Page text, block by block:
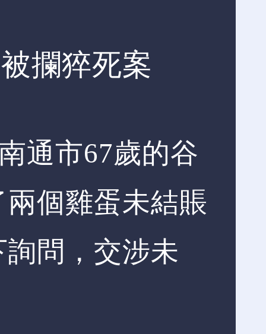
攔猝死案
通市67歲的谷
個雞蛋未結賬
問，交涉未